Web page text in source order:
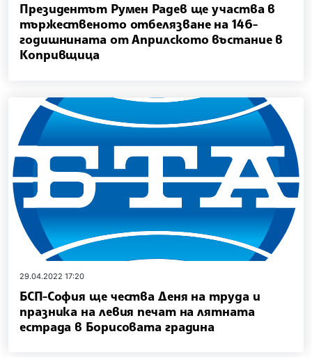
Президентът Румен Радев ще участва в
тържественото отбелязване на 146-
годишнината от Априлското въстание в
Копривщица
29.04.2022 17:20
БСП-София ще чества Деня на труда и
празника на левия печат на лятната
естрада в Борисовата градина